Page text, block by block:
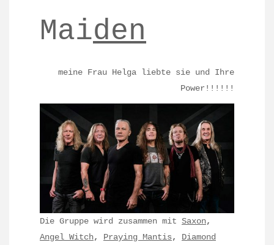
Maiden
meine Frau Helga liebte sie und Ihre
Power!!!!!!
Die Gruppe wird zusammen mit Saxon,
Angel Witch, Praying Mantis, Diamond